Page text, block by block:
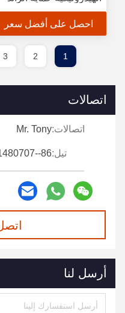
احصل على أفضل سعر
1
2
3
اتصالات
اتصالات:Mr. Tony
تيل:86--13771480707
أرسل لنا